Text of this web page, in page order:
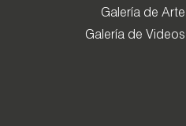
Galería de Arte
Galería de Videos